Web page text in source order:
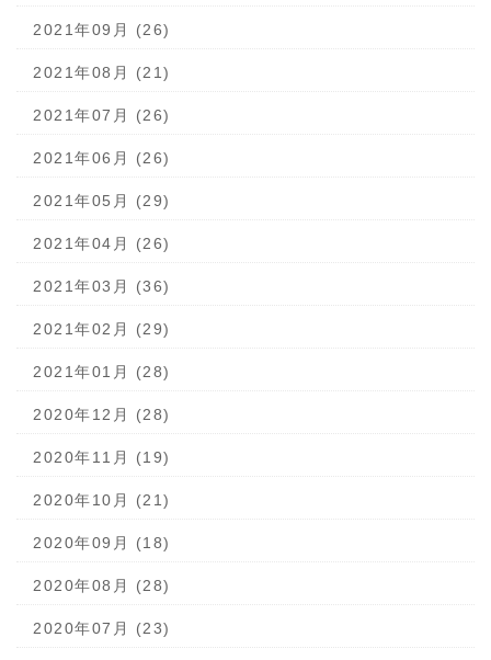
2021年09月 (26)
2021年08月 (21)
2021年07月 (26)
2021年06月 (26)
2021年05月 (29)
2021年04月 (26)
2021年03月 (36)
2021年02月 (29)
2021年01月 (28)
2020年12月 (28)
2020年11月 (19)
2020年10月 (21)
2020年09月 (18)
2020年08月 (28)
2020年07月 (23)